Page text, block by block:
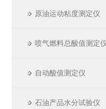
原油运动粘度测定仪
喷气燃料总酸值测定
自动酸值测定仪
石油产品水分试验仪